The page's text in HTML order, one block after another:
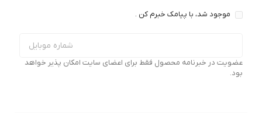
موجود شد، با پیامک خبرم کن .
عضویت در خبرنامه محصول فقط برای اعضای سایت امکان پذیر خواهد
بود.